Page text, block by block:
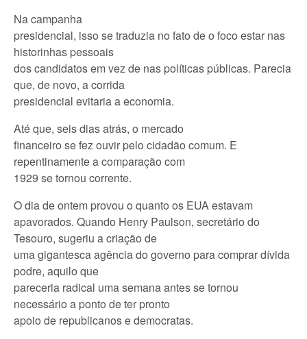
Na campanha
presidencial, isso se traduzia no fato de o foco estar nas
historinhas pessoais
dos candidatos em vez de nas políticas públicas. Parecia
que, de novo, a corrida
presidencial evitaria a economia.
Até que, seis dias atrás, o mercado
financeiro se fez ouvir pelo cidadão comum. E
repentinamente a comparação com
1929 se tornou corrente.
O dia de ontem provou o quanto os EUA estavam
apavorados. Quando Henry Paulson, secretário do
Tesouro, sugeriu a criação de
uma gigantesca agência do governo para comprar dívida
podre, aquilo que
pareceria radical uma semana antes se tornou
necessário a ponto de ter pronto
apoio de republicanos e democratas.